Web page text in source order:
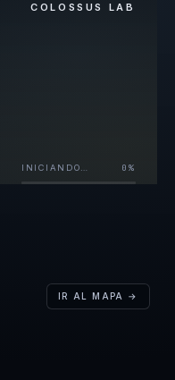
COLOSSUS LAB
INICIANDO… 0 %
IR AL MAPA →